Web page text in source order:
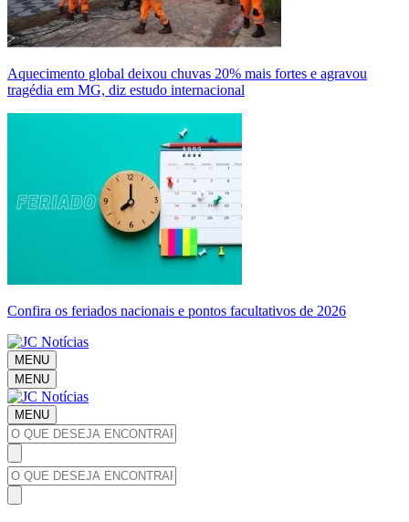
Aquecimento global deixou chuvas 20% mais fortes e agravou
tragédia em MG, diz estudo internacional
Confira os feriados nacionais e pontos facultativos de 2026
MENU
MENU
MENU